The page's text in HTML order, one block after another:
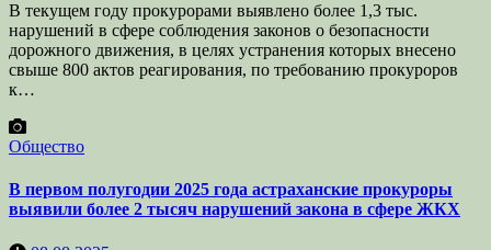
В текущем году прокурорами выявлено более 1,3 тыс.
нарушений в сфере соблюдения законов о безопасности
дорожного движения, в целях устранения которых внесено
свыше 800 актов реагирования, по требованию прокуроров
к…
Общество
В первом полугодии 2025 года астраханские прокуроры
выявили более 2 тысяч нарушений закона в сфере ЖКХ